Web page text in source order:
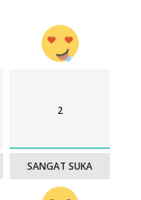
2
SANGAT SUKA